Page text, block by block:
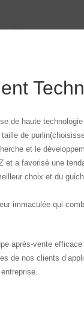
de haute
de
et le
a favorisé une
choix et du
immaculée qui
après-vente
de nos clients